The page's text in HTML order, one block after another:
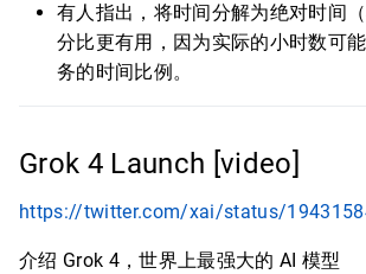
有人指出，将时间分解为绝对时间
分比更有用，因为实际的小时数可
务的时间比例。
Grok 4 Launch [video]
https://twitter.com/xai/status/
介绍 Grok 4，世界上最强大的 AI 模型